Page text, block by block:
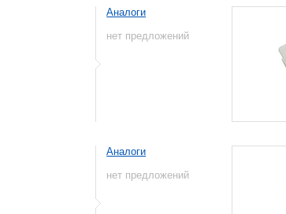
Аналоги
нет предложений
Аналоги
нет предложений